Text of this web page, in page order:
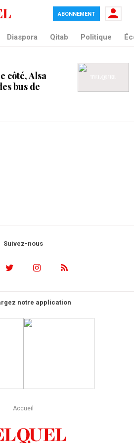
ABONNEMENT
Diaspora Qitab Politique
côté, Alsa
bus de
Suivez-nous
notre application
Accueil